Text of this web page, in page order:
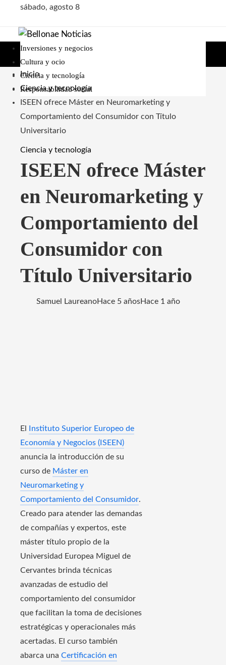
sábado, agosto 8
Inversiones y negocios
Cultura y ocio
Ciencia y tecnología
Responsabilidad social
Inicio
Ciencia y tecnología
ISEEN ofrece Máster en Neuromarketing y
Comportamiento del Consumidor con Título
Universitario
Ciencia y tecnología
ISEEN ofrece Máster
en Neuromarketing y
Comportamiento del
Consumidor con
Título Universitario
Samuel LaureanoHace 5 añosHace 1 año
El
Instituto Superior Europeo de
Economía y Negocios (ISEEN)
anuncia la introducción de su
curso de Máster en
Neuromarketing y
Comportamiento del Consumidor.
Creado para atender las demandas
de compañías y expertos, este
máster título propio de la
Universidad Europea Miguel de
Cervantes brinda técnicas
avanzadas de estudio del
comportamiento del consumidor
que facilitan la toma de decisiones
estratégicas y operacionales más
acertadas. El curso también
abarca una Certificación en